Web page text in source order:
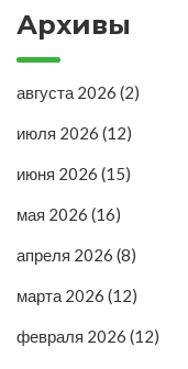
Архивы
августа 2026 (2)
июля 2026 (12)
июня 2026 (15)
мая 2026 (16)
апреля 2026 (8)
марта 2026 (12)
февраля 2026 (12)